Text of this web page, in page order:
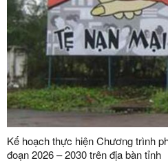
Kế hoạch thực hiện Chương trình
đoạn 2026 – 2030 trên địa bàn tỉnh